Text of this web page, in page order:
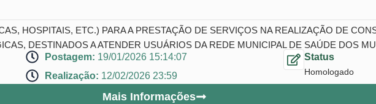
HOSPITAIS, ETC.) PARA A PRESTAÇÃO DE SERVIÇOS NA REALIZAÇÃO DE
DESTINADOS A ATENDER USUÁRIOS DA REDE MUNICIPAL DE SAÚDE DOS
Postagem: 19/01/2026 15:14:07
Realização: 12/02/2026 23:59
Status
Homologado
Mais Informações